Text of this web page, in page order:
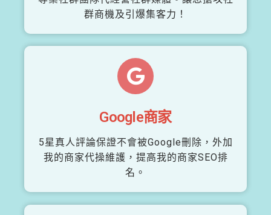
群商機及引爆集客力！
Google商家
5星真人評論保證不會被Google刪除，外加
我的商家代操維護，提高我的商家SEO排
名。